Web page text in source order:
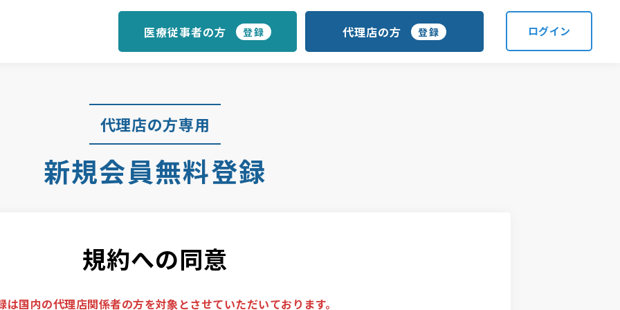
医療従事者の方 登録 代理店の方 登録 ログイン
代理店の方専用
新規会員無料登録
規約への同意
は国内の代理店関係者の方を対象とさせていただいております。